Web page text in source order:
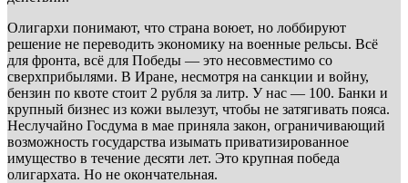
Олигархи понимают, что страна воюет, но лоббируют
решение не переводить экономику на военные рельсы. Всё
для фронта, всё для Победы — это несовместимо со
сверхприбылями. В Иране, несмотря на санкции и войну,
бензин по квоте стоит 2 рубля за литр. У нас — 100. Банки и
крупный бизнес из кожи вылезут, чтобы не затягивать пояса.
Неслучайно Госдума в мае приняла закон, ограничивающий
возможность государства изымать приватизированное
имущество в течение десяти лет. Это крупная победа
олигархата. Но не окончательная.